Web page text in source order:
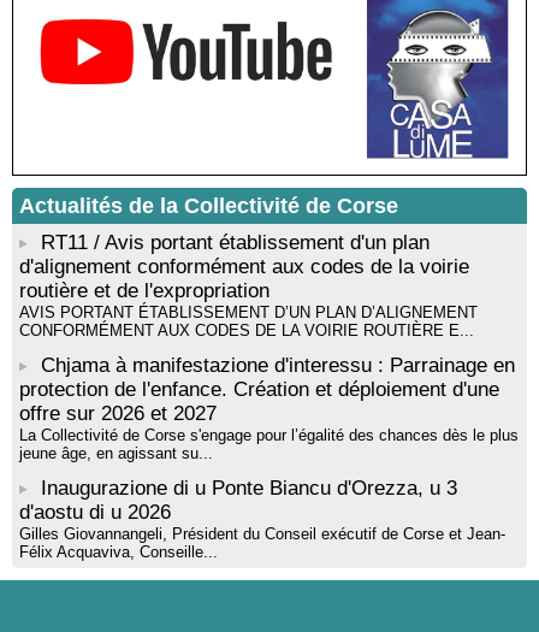
Rencontre / dédicace avec Lucrèce Luciani autour de son
livre « La ballade du pendu du Niolu» - Mediateca territuriale di
Santa Lucia di Tallà
Mise en musique d’un livre jeunesse par Annik Meschinet,
musicienne pédagogue : Ateliers d’expression sonore, vocale,
rythmique et corporelle - Mediateca territuriale di Santa Lucia di
par Alexandre Dominati - Mediateca territuriale di Santa Lucia di
Tallà
Actualités de la Collectivité de Corse
RT11 / Avis portant établissement d'un plan
d'alignement conformément aux codes de la voirie
routière et de l'expropriation
AVIS PORTANT ÉTABLISSEMENT D’UN PLAN D’ALIGNEMENT
CONFORMÉMENT AUX CODES DE LA VOIRIE ROUTIÈRE E...
Chjama à manifestazione d'interessu : Parrainage en
protection de l'enfance. Création et déploiement d'une
offre sur 2026 et 2027
La Collectivité de Corse s'engage pour l’égalité des chances dès le plus
jeune âge, en agissant su...
Inaugurazione di u Ponte Biancu d'Orezza, u 3
d'aostu di u 2026
Gilles Giovannangeli, Président du Conseil exécutif de Corse et Jean-
Félix Acquaviva, Conseille...